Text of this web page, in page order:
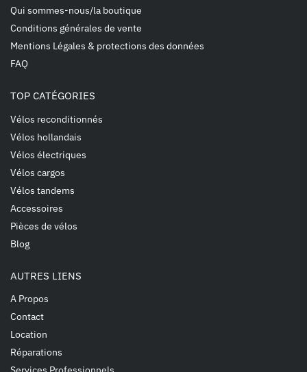
Qui sommes-nous/la boutique
Conditions générales de vente
Mentions Légales & protections des données
FAQ
TOP CATÉGORIES
Vélos reconditionnés
Vélos hollandais
Vélos électriques
Vélos cargos
Vélos tandems
Accessoires
Pièces de vélos
Blog
AUTRES LIENS
A Propos
Contact
Location
Réparations